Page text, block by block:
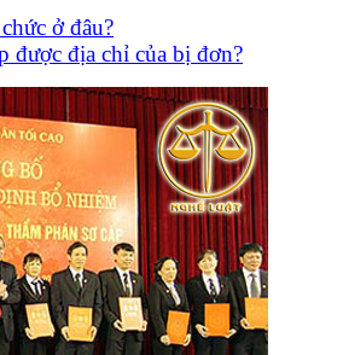
ở đâu?
được địa chỉ của bị đơn?